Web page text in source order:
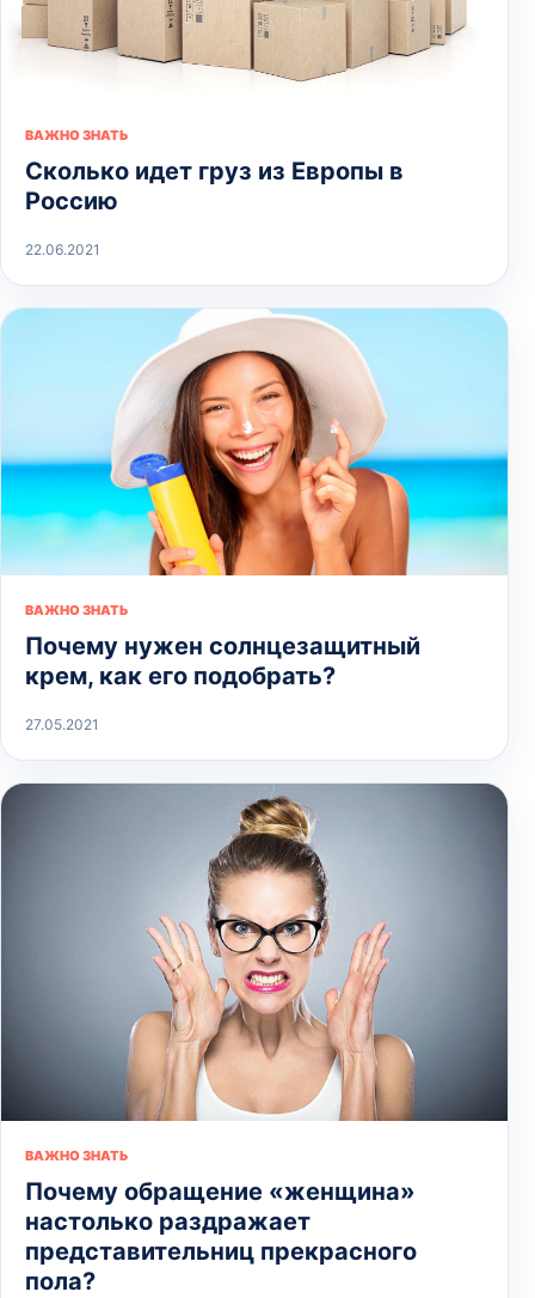
ВАЖНО ЗНАТЬ
Сколько идет груз из Европы в
Россию
22.06.2021
ВАЖНО ЗНАТЬ
Почему нужен солнцезащитный
крем, как его подобрать?
27.05.2021
ВАЖНО ЗНАТЬ
Почему обращение «женщина»
настолько раздражает
представительниц прекрасного
пола?